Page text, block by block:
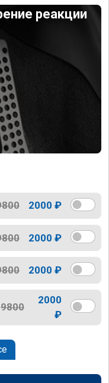
реакции
2000 ₽
2000 ₽
2000 ₽
9800
2000
₽